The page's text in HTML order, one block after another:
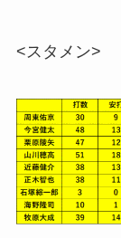
<スタメン>